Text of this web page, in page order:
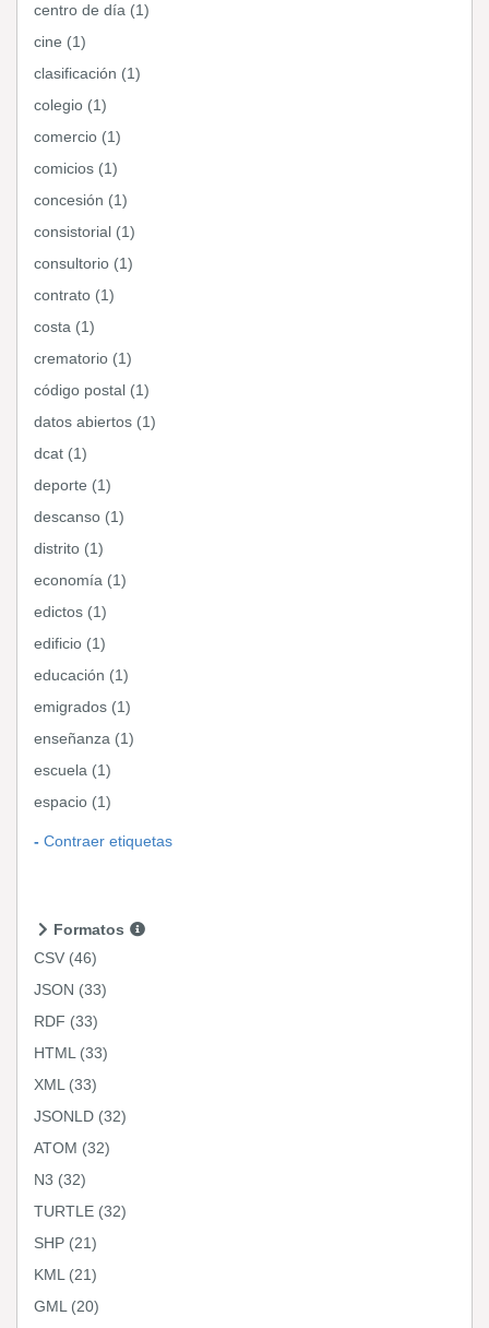
centro de día (1)
cine (1)
clasificación (1)
colegio (1)
comercio (1)
comicios (1)
concesión (1)
consistorial (1)
consultorio (1)
contrato (1)
costa (1)
crematorio (1)
código postal (1)
datos abiertos (1)
dcat (1)
deporte (1)
descanso (1)
distrito (1)
economía (1)
edictos (1)
edificio (1)
educación (1)
emigrados (1)
enseñanza (1)
escuela (1)
espacio (1)
Contraer etiquetas
Formatos
CSV (46)
JSON (33)
RDF (33)
HTML (33)
XML (33)
JSONLD (32)
ATOM (32)
N3 (32)
TURTLE (32)
SHP (21)
KML (21)
GML (20)